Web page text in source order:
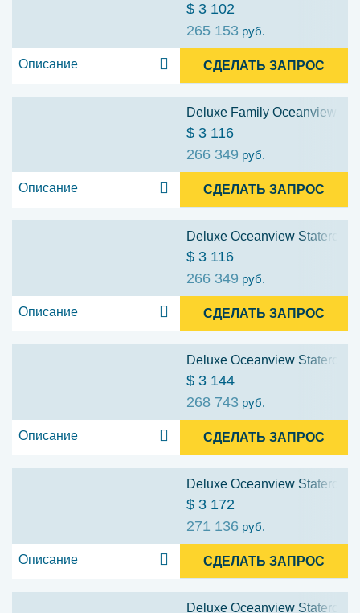
$ 3 102
265 153 руб.
Описание СДЕЛАТЬ ЗАПРОС
Deluxe Family Oceanview
$ 3 116
266 349 руб.
Описание СДЕЛАТЬ ЗАПРОС
Deluxe Oceanview
$ 3 116
266 349 руб.
Описание СДЕЛАТЬ ЗАПРОС
Deluxe Oceanview
$ 3 144
268 743 руб.
Описание СДЕЛАТЬ ЗАПРОС
Deluxe Oceanview
$ 3 172
271 136 руб.
Описание СДЕЛАТЬ ЗАПРОС
Deluxe Oceanview